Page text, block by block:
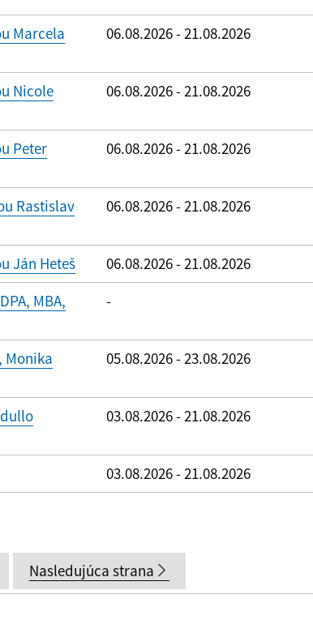
Marcela
06.08.2026 - 21.08.2026
Nicole
06.08.2026 - 21.08.2026
Peter
06.08.2026 - 21.08.2026
Rastislav
06.08.2026 - 21.08.2026
Ján Heteš 06.08.2026 - 21.08.2026
MBA,
-
Monika
05.08.2026 - 23.08.2026
03.08.2026 - 21.08.2026
03.08.2026 - 21.08.2026
Nasledujúca strana